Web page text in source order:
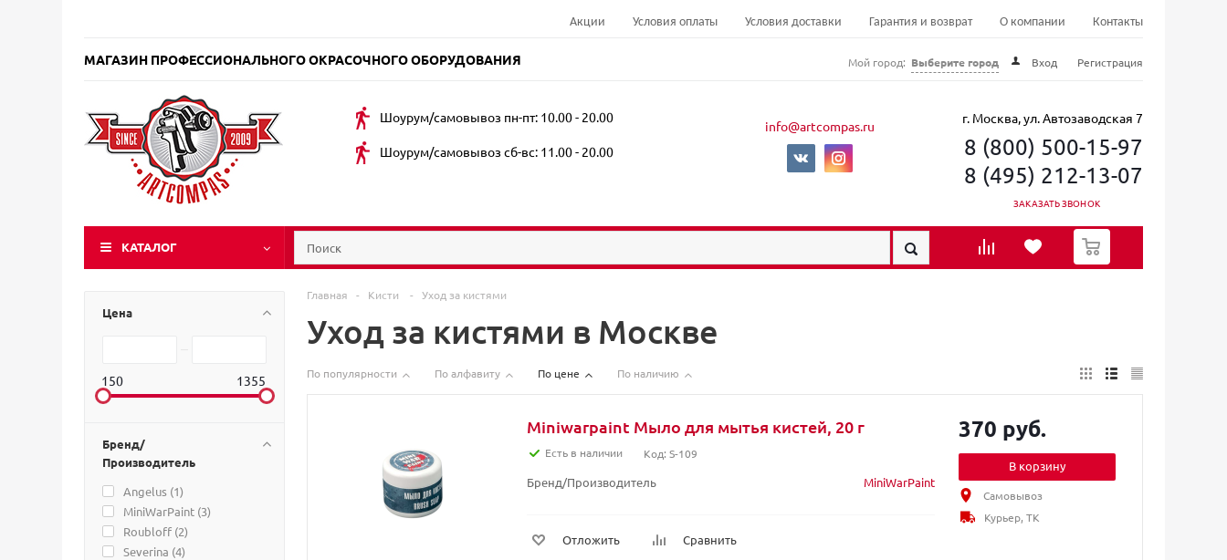
Акции Условия оплаты Условия доставки Гарантия и возврат О компании Контакты
МАГАЗИН ПРОФЕССИОНАЛЬНОГО ОКРАСОЧНОГО ОБОРУДОВАНИЯ Мой город: Выберите город Вход Регистрация
Шоурум/самовывоз пн-пт: 10.00 - 20.00
Шоурум/самовывоз сб-вс: 11.00 - 20.00
info@artcompas.ru г. Москва, ул. Автозаводская 7
8 (800) 500-15-97
8 (495) 212-13-07
ЗАКАЗАТЬ ЗВОНОК
КАТАЛОГ
0
Цена
150 1355
Бренд/
Производитель
Angelus (1)
MiniWarPaint (3)
Roubloff (2)
Severina (4)
Главная - Кисти - Уход за кистями
Уход за кистями в Москве
По популярности По алфавиту По цене По наличию
Miniwarpaint Мыло для мытья кистей, 20 г
Есть в наличии Код: S-109
Бренд/Производитель MiniWarPaint
Отложить Сравнить
370 руб.
В корзину
Самовывоз
Курьер, ТК